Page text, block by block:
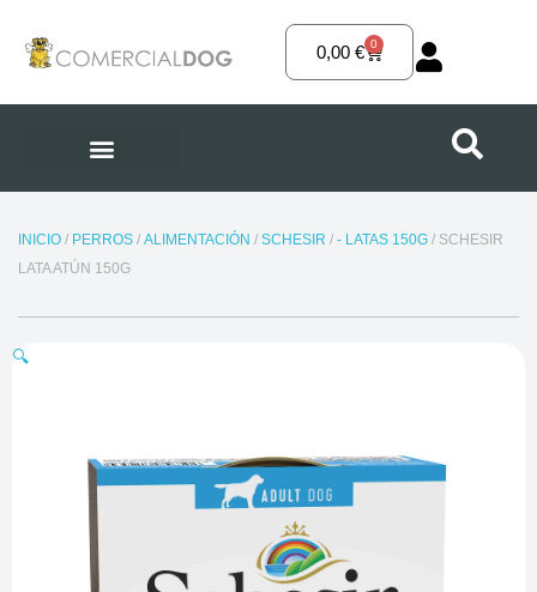
contenido
0,00€ 0
Carrito
INICIO/ PERROS/ ALIMENTACIÓN / SCHESIR / - LATAS 150G/ SCHESIR
LATA ATÚN 150G
🔍